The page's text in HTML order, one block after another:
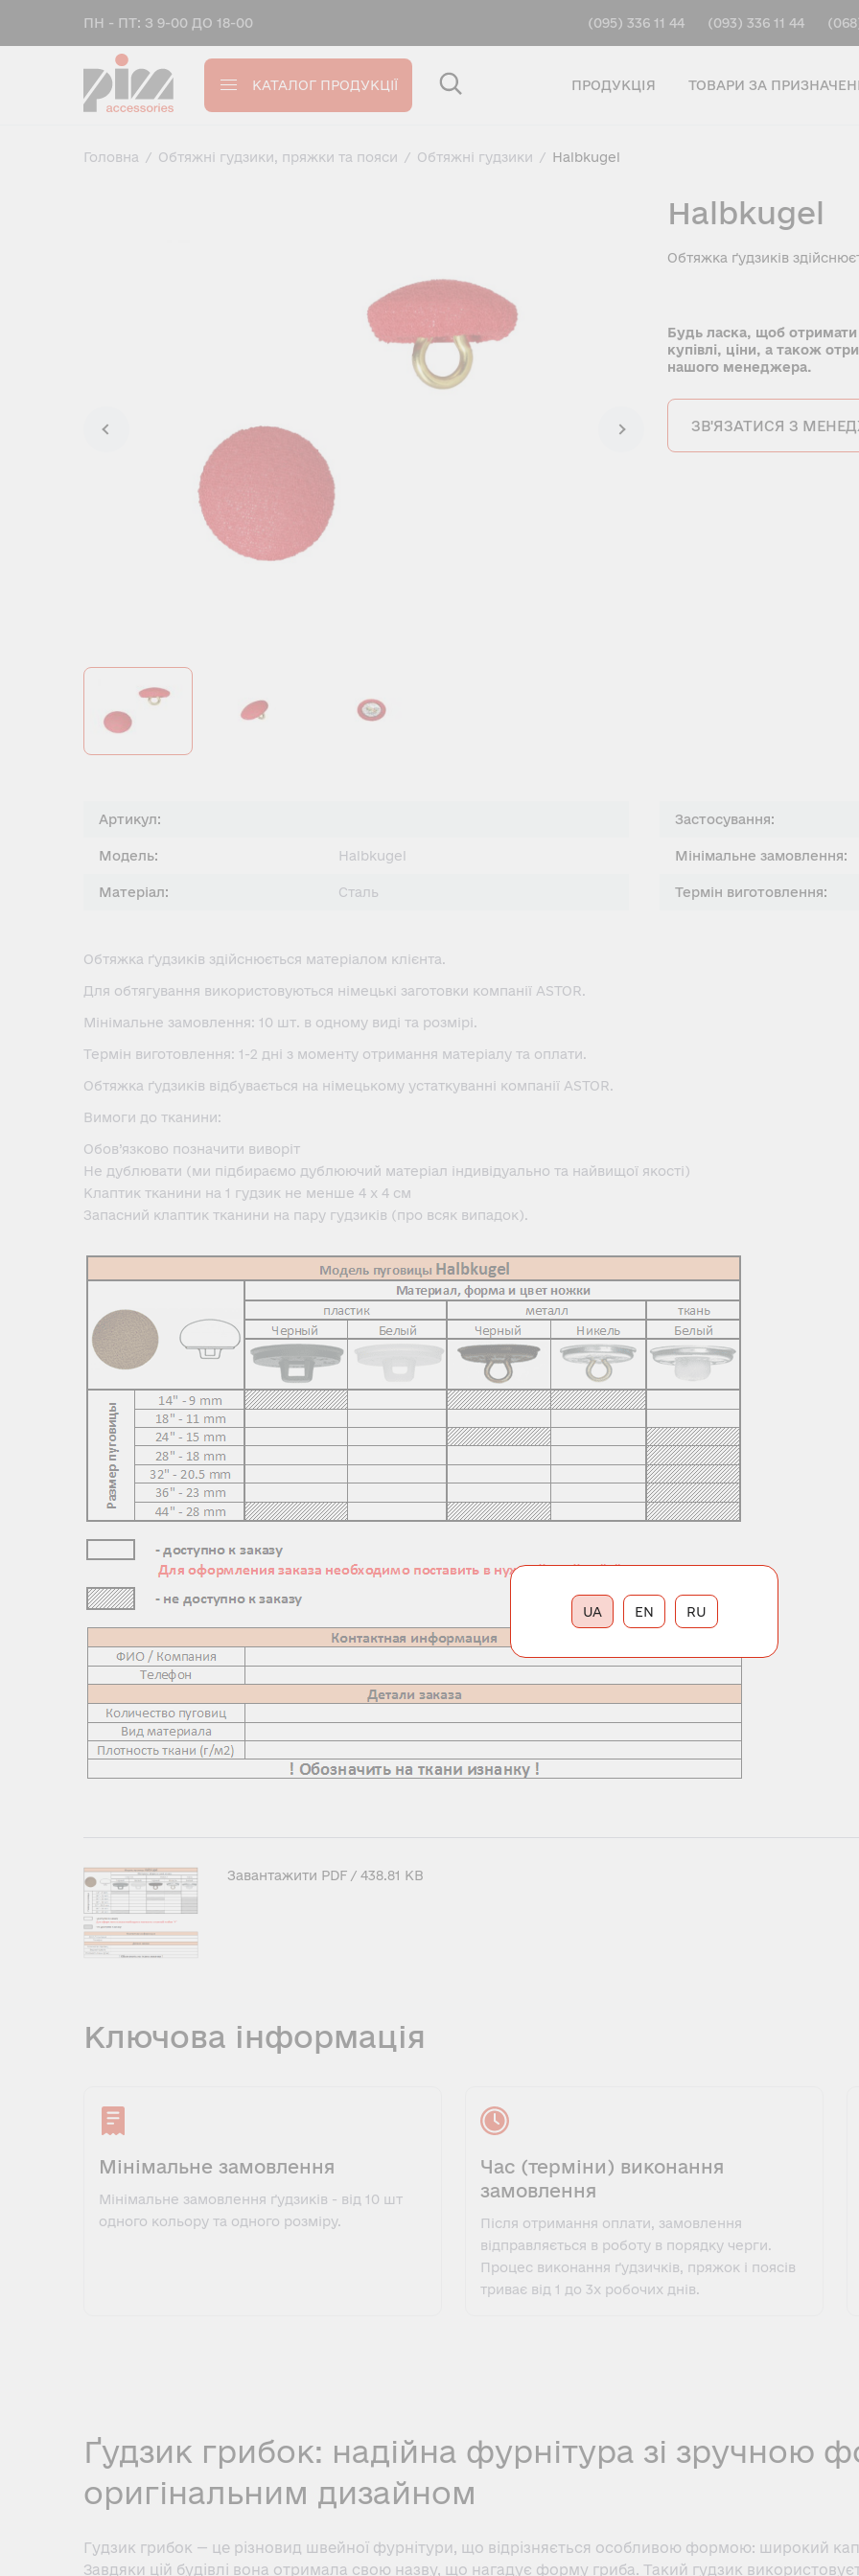
ПН - ПТ: З 9-00 ДО 18-00 (095) 336 11 44 (093) 336 11 44
КАТАЛОГ ПРОДУКЦІЇ ПРОДУКЦІЯ ТОВАРИ ЗА
Головна / Обтяжні гудзики, пряжки та пояси / Обтяжнi гудзики / Halbkugel
Halbkugel
Обтяжка ґудзиків
Будь ласка, щоб
купівлі, ціни, а також
нашого менеджера.
ЗВ'ЯЗАТИСЯ З
Артикул:
Модель: Halbkugel
Матеріал: Сталь
Застосування:
Мінімальне замовлення:
Термін виготовлення:
Обтяжка ґудзиків здійснюється матеріалом клієнта.
Для обтягування використовуються німецькі заготовки компанії ASTOR.
Мінімальне замовлення: 10 шт. в одному виді та розмірі.
Термін виготовлення: 1-2 дні з моменту отримання матеріалу та оплати.
Обтяжка ґудзиків відбувається на німецькому устаткуванні компанії ASTOR.
Вимоги до тканини:
Обов’язково позначити виворіт
Не дублювати (ми підбираємо дублюючий матеріал індивідуально та найвищої якості)
Клаптик тканини на 1 гудзик не менше 4 х 4 см
Запасний клаптик тканини на пару гудзиків (про всяк випадок).
Завантажити PDF / 438.81 KB
Ключова інформація
Мінімальне замовлення
Мінімальне замовлення ґудзиків - від 10 шт
одного кольору та одного розміру.
Час (терміни) виконання
замовлення
Після отримання оплати, замовлення
відправляється в роботу в порядку черги.
Процес виконання ґудзичків, пряжок і поясів
триває від 1 до 3х робочих днів.
Ґудзик грибок: надійна фурнітура зі зручною
оригінальним дизайном
Гудзик грибок — це різновид швейної фурнітури, що відрізняється особливою формою: широкий
Завдяки цій будівлі вона отримала свою назву, що нагадує форму гриба. Такий гудзик
RU
UA EN